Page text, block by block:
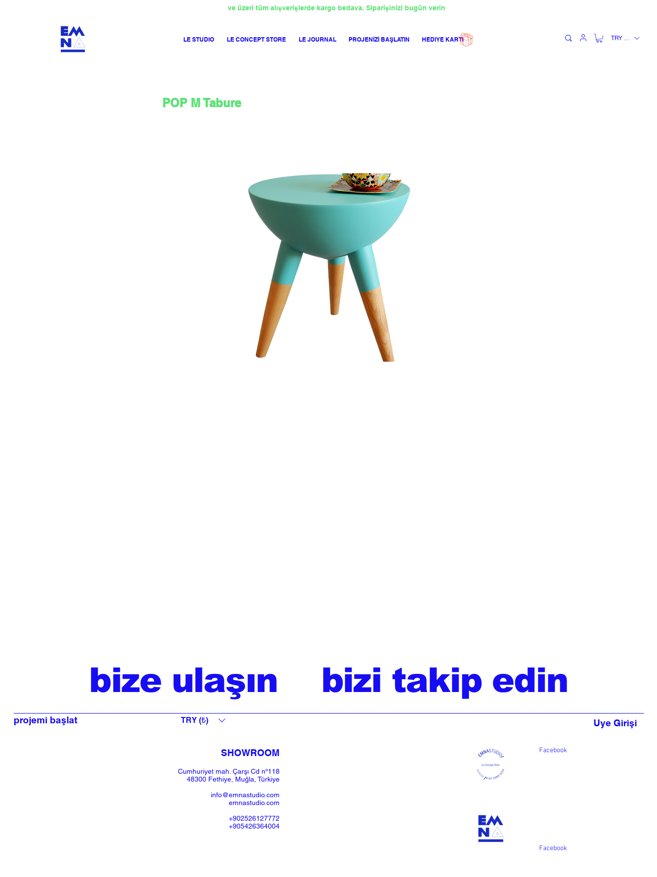
LE STUDIO LE CONCEPT STORE LE JOURNAL PROJENİZİ BAŞLATIN HEDIYE KARTI
ve üzeri tüm alışverişlerde kargo bedava. Siparişinizi bugün verin
TRY (₺)
POP M Tabure
bize ulaşın bizi takip edin
Uye Girişi
projemi başlat TRY (₺)
SHOWROOM​
Cumhuriyet mah. Çarşı Cd nº118
48300 Fethiye, Muğla, Türkiye
info@emnastudio.com
emnastudio.com
+902526127772
+905426364004
Facebook
Facebook